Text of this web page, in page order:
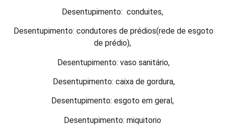
Desentupimento: conduites,
Desentupimento: condutores de prédios(rede de esgoto
de prédio),
Desentupimento: vaso sanitário,
Desentupimento: caixa de gordura,
Desentupimento: esgoto em geral,
Desentupimento: miquitorio